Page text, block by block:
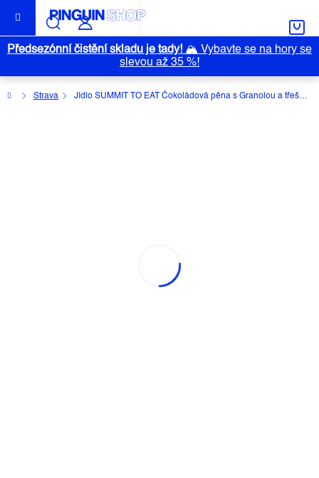
obsah
Předsezónní čistění skladu je tady!🏔️ Vybavte se na hory se
slevou až 35 %!
DomůStrava Jídlo SUMMIT TO EAT Čokoládová pěna s Granolou a třešněmi